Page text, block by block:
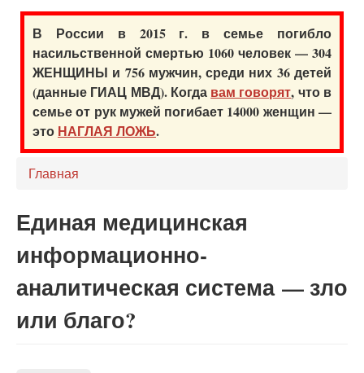
В России в 2015 г. в семье погибло
насильственной смертью 1060 человек — 304
ЖЕНЩИНЫ и 756 мужчин, среди них 36 детей
(данные ГИАЦ МВД). Когда вам говорят, что в
семье от рук мужей погибает 14000 женщин —
это НАГЛАЯ ЛОЖЬ.
Главная
Единая медицинская
информационно-
аналитическая система — зло
или благо?